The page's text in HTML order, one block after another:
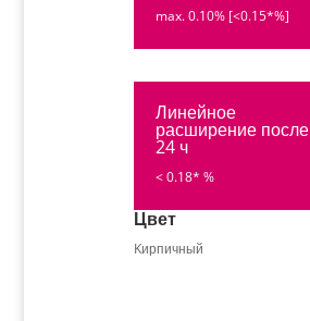
max. 0.10% [<0.15*%]
Линейное
расширение после
24 ч
< 0.18* %
Цвет
Kирпичный